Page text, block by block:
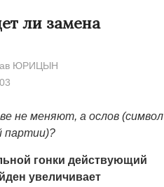
ли замена
ЮРИЦЫН
не меняют, а ослов (символ
партии)?
гонки действующий
увеличивает